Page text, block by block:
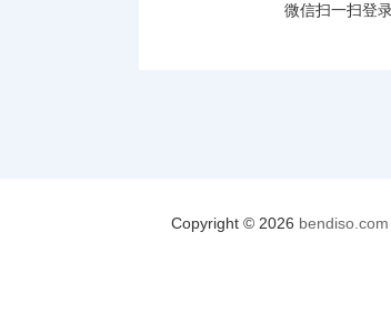
微信扫一扫登
Copyright © 2026 bendiso.com